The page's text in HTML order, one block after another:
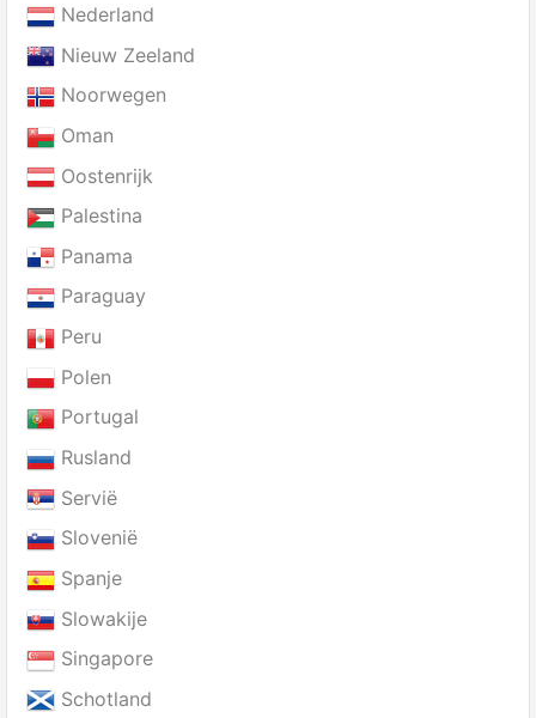
Nederland
Nieuw Zeeland
Noorwegen
Oman
Oostenrijk
Palestina
Panama
Paraguay
Peru
Polen
Portugal
Rusland
Servië
Slovenië
Spanje
Slowakije
Singapore
Schotland